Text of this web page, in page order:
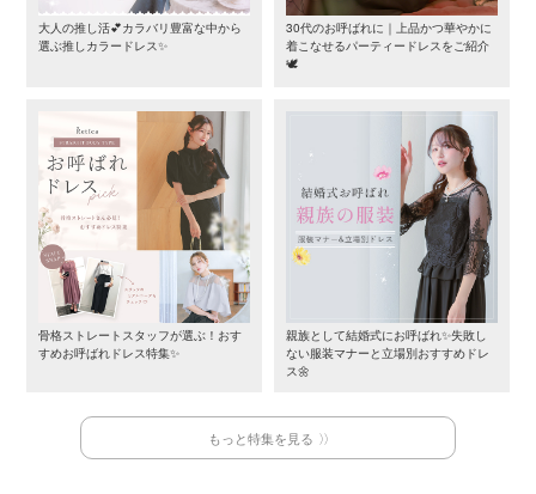
大人の推し活💕カラバリ豊富な中から
選ぶ推しカラードレス✨
30代のお呼ばれに｜上品かつ華やかに
着こなせるパーティードレスをご紹介
🕊️
骨格ストレートスタッフが選ぶ！おす
すめお呼ばれドレス特集✨
親族として結婚式にお呼ばれ✨失敗し
ない服装マナーと立場別おすすめドレ
ス🌼
もっと特集を見る